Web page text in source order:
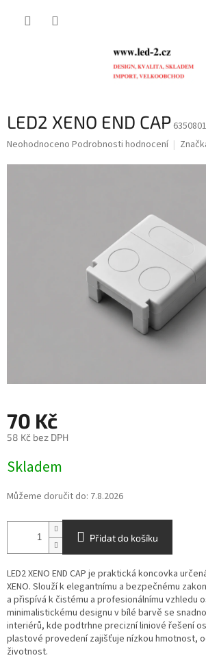
LED2 XENO END CAP 6350801
Průměrné
Neohodnoceno Podrobnosti hodnocení
70 Kč
58 Kč bez DPH
cena:
Skladem
Můžeme doručit do: 7.8.2026
Přidat do košíku
LED2XENO END CAP je praktická koncovka
XENO. Slouží k elegantnímu a bezpečnému
a přispívá k čistému a profesionálnímu vzhledu
minimalistickému designu v bílé barvě se
interiérů, kde podtrhne precizní liniové řešení
plastové provedení zajišťuje nízkou hmotnost,
životnost.